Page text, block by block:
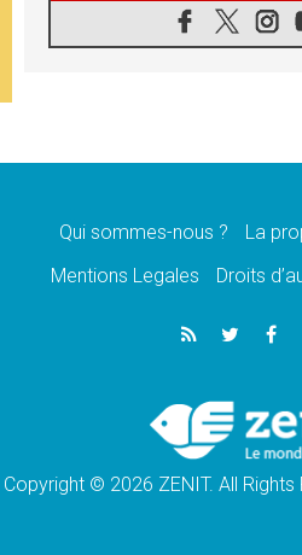
07.08.2026
Congo-Brazzaville :
une signature»
Le programme du
Pape en France
07.08.2026
1ère Conférence
Un logo symbolique
en France
Qui sommes-nous ? La
Mentions Legales
Droits
Copyright © 2026 ZENIT. All